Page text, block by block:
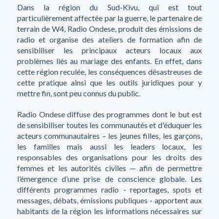
Dans la région du Sud-Kivu, qui est tout
particulièrement affectée par la guerre, le partenaire de
terrain de W4, Radio Ondese, produit des émissions de
radio et organise des ateliers de formation afin de
sensibiliser les principaux acteurs locaux aux
problèmes liés au mariage des enfants. En effet, dans
cette région reculée, les conséquences désastreuses de
cette pratique ainsi que les outils juridiques pour y
mettre fin, sont peu connus du public.
Radio Ondese diffuse des programmes dont le but est
de sensibiliser toutes les communautés et d'éduquer les
acteurs communautaires – les jeunes filles, les garçons,
les familles mais aussi les leaders locaux, les
responsables des organisations pour les droits des
femmes et les autorités civiles — afin de permettre
l’émergence d’une prise de conscience globale. Les
différents programmes radio - reportages, spots et
messages, débats, émissions publiques - apportent aux
habitants de la région les informations nécessaires sur